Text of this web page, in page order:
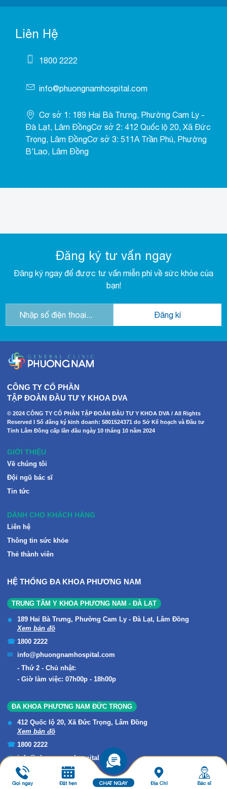
Liên Hệ
1800 2222
info@phuongnamhospital.com
Cơ sở 1: 189 Hai Bà Trưng, Phường Cam Ly -
Đà Lạt, Lâm ĐồngCơ sở 2: 412 Quốc lộ 20, Xã Đức
Trọng, Lâm ĐồngCơ sở 3: 511A Trần Phú, Phường
B’Lao, Lâm Đồng
Đăng ký tư vấn ngay
Đăng ký ngay để được tư vấn miễn phí về sức khỏe của
bạn!
CÔNG TY CỔ PHẦN
TẬP ĐOÀN ĐẦU TƯ Y KHOA DVA
© 2024 CÔNG TY CỔ PHẦN TẬP ĐOÀN ĐẦU TƯ Y KHOA DVA / All Rights
Reserved I Số đăng ký kinh doanh: 5801524371 do Sở Kế hoạch và Đầu tư
Tỉnh Lâm Đồng cấp lần đầu ngày 10 tháng 10 năm 2024
GIỚI THIỆU
Về chúng tôi
Đội ngũ bác sĩ
Tin tức
DÀNH CHO KHÁCH HÀNG
Liên hệ
Thông tin sức khỏe
Thẻ thành viên
HỆ THỐNG ĐA KHOA PHƯƠNG NAM
TRUNG TÂM Y KHOA PHƯƠNG NAM - ĐÀ LẠT
189 Hai Bà Trưng, Phường Cam Ly - Đà Lạt, Lâm Đồng
Xem bản đồ
1800 2222
info@phuongnamhospital.com
Thứ 2 - Chủ nhật:
Giờ làm việc: 07h00p - 18h00p
ĐA KHOA PHƯƠNG NAM ĐỨC TRỌNG
412 Quốc lộ 20, Xã Đức Trọng, Lâm Đồng
Xem bản đồ
1800 2222
info@phuongnamhospital.com
Thứ 2 - Chủ nhật:
Giờ làm việc: 07h00p - 18h00p
Gọi ngay Đặt hẹn CHAT NGAY Địa Chỉ Bác sĩ